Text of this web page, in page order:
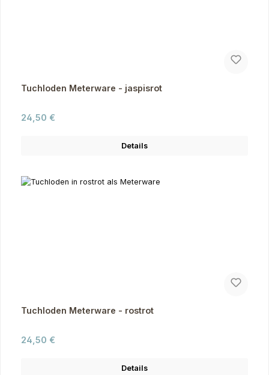
Tuchloden Meterware - jaspisrot
Regulärer Preis:
24,50 €
Details
Tuchloden Meterware - rostrot
Regulärer Preis:
24,50 €
Details